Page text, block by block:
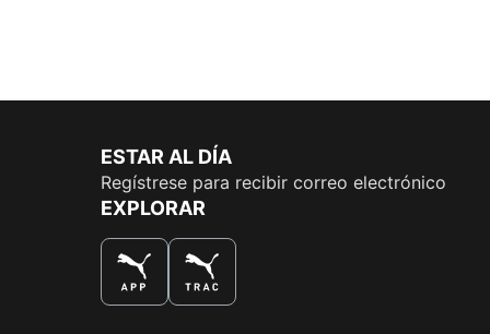
ESTAR AL DÍA
Regístrese para recibir correo electrónico
EXPLORAR